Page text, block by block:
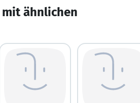
ähnlichen